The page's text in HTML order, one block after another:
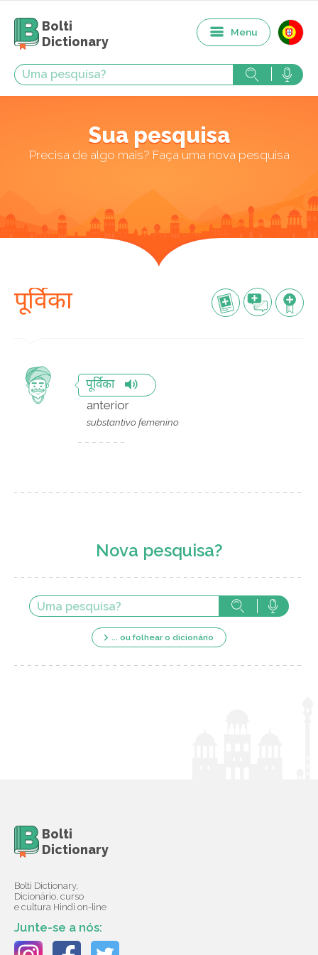
Bolti
Dictionary
Menu
Sua pesquisa
Precisa de algo mais? Faça uma nova pesquisa
पूर्विका
पूर्विका
anterior
substantivo femenino
Nova pesquisa?
... ou folhear o dicionário
Bolti
Dictionary
Bolti Dictionary,
Dicionário, curso
e cultura Hindi on-line
Junte-se a nós: